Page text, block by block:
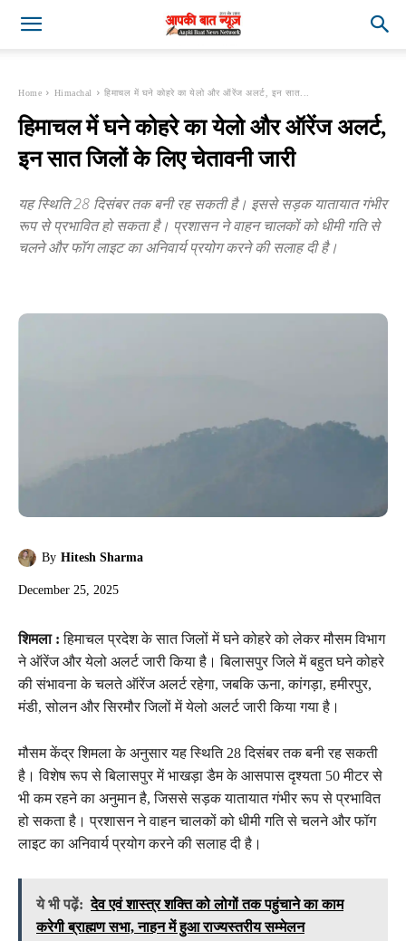
Home Himachal हिमाचल में घने कोहरे का येलो और ऑरेंज अलर्ट, इन सात...
हिमाचल में घने कोहरे का येलो और ऑरेंज अलर्ट,
इन सात जिलों के लिए चेतावनी जारी
यह स्थिति 28 दिसंबर तक बनी रह सकती है। इससे सड़क यातायात गंभीर
रूप से प्रभावित हो सकता है। प्रशासन ने वाहन चालकों को धीमी गति से
चलने और फॉग लाइट का अनिवार्य प्रयोग करने की सलाह दी है।
By Hitesh Sharma
December 25, 2025
शिमला : हिमाचल प्रदेश के सात जिलों में घने कोहरे को लेकर मौसम विभाग
ने ऑरेंज और येलो अलर्ट जारी किया है। बिलासपुर जिले में बहुत घने कोहरे
की संभावना के चलते ऑरेंज अलर्ट रहेगा, जबकि ऊना, कांगड़ा, हमीरपुर,
मंडी, सोलन और सिरमौर जिलों में येलो अलर्ट जारी किया गया है।
मौसम केंद्र शिमला के अनुसार यह स्थिति 28 दिसंबर तक बनी रह सकती
है। विशेष रूप से बिलासपुर में भाखड़ा डैम के आसपास दृश्यता 50 मीटर से
भी कम रहने का अनुमान है, जिससे सड़क यातायात गंभीर रूप से प्रभावित
हो सकता है। प्रशासन ने वाहन चालकों को धीमी गति से चलने और फॉग
लाइट का अनिवार्य प्रयोग करने की सलाह दी है।
ये भी पढ़ें: देव एवं शास्त्र शक्ति को लोगों तक पहुंचाने का काम
करेगी ब्राह्मण सभा, नाहन में हुआ राज्यस्तरीय सम्मेलन